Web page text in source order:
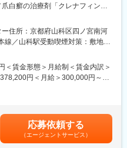
をつくる。世界に存在感を示す
た日本初外用爪白癬治療剤「ク
中心に海外展開しています。
た理化学研究所。その頃から受け
は今でも変わることはありませ
白癬の治療剤「クレナフィン」
究所を前身として設立された研
者さんのクオリティ・オブ・ラ
い人生を送るウェルビーイング
神経）を中心にアンメットメデ
創薬プロジェクトを創出し、薬
住所：京都府山科区四ノ宮南河
線／山科駅受動喫煙対策：敷地内
＜賃金形態＞月給制＜賃金内訳＞
円＜月給＞300,000円～
くまでも目安の金額であり、選
ます。月給(月額)は固定手当を含
応募依頼する
（エージェントサービス）